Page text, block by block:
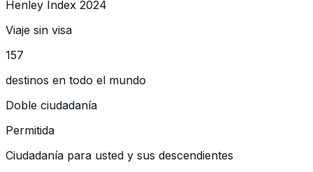
Henley Index 2024
Viaje sin visa
157
destinos en todo el mundo
Doble ciudadanía
Permitida
Ciudadanía para usted y sus descendientes